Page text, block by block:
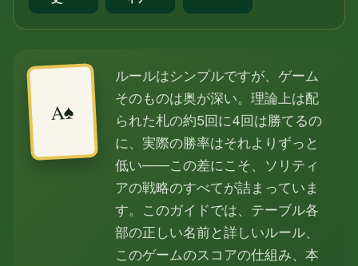
A♠
ルールはシンプルですが、ゲーム
そのものは奥が深い。理論上は配
られた札の約5回に4回は勝てるの
に、実際の勝率はそれよりずっと
低い——この差にこそ、ソリティ
アの戦略のすべてが詰まっていま
す。このガイドでは、テーブル各
部の正しい名前と詳しいルール、
このゲームのスコアの仕組み、本